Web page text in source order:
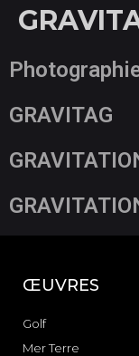
GRAVITAG
ŒUVRES
Golf
Mer Terre